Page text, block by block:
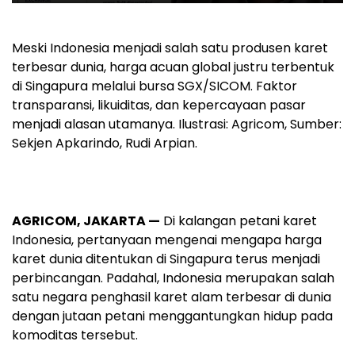
Meski Indonesia menjadi salah satu produsen karet
terbesar dunia, harga acuan global justru terbentuk
di Singapura melalui bursa SGX/SICOM. Faktor
transparansi, likuiditas, dan kepercayaan pasar
menjadi alasan utamanya. Ilustrasi: Agricom, Sumber:
Sekjen Apkarindo, Rudi Arpian.
AGRICOM, JAKARTA — Di kalangan petani karet
Indonesia, pertanyaan mengenai mengapa harga
karet dunia ditentukan di Singapura terus menjadi
perbincangan. Padahal, Indonesia merupakan salah
satu negara penghasil karet alam terbesar di dunia
dengan jutaan petani menggantungkan hidup pada
komoditas tersebut.